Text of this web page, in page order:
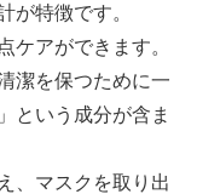
が特徴です。
ケアができます。
潔を保つために一
という成分が含ま
、マスクを取り出